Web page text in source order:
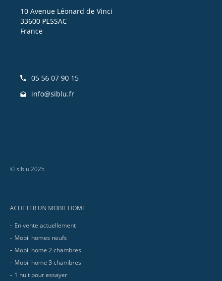
10 Avenue Léonard de Vinci
33600 PESSAC
France
05 56 07 90 15
info@siblu.fr
© siblu 2025
ACHETER UN MOBIL HOME
En vente actuellement
Mobil homes neufs
Mobil home 2 chambres
Mobil home 3 chambres
1 nuit pour essayer